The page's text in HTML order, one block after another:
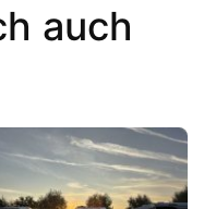
auch